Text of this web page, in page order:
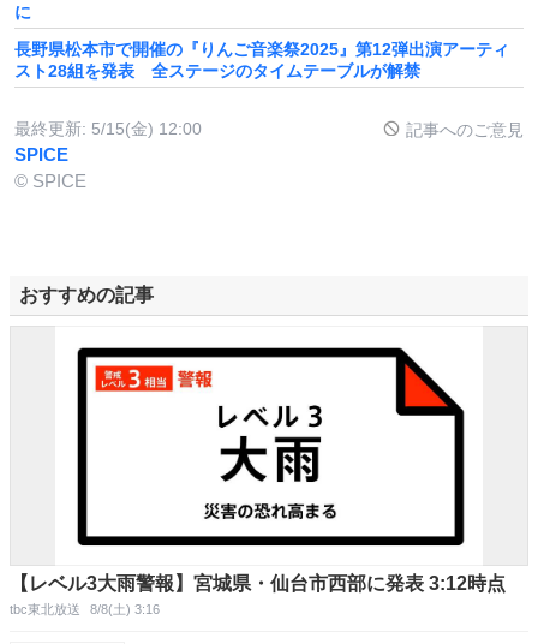
に
長野県松本市で開催の『りんご音楽祭2025』第12弾出演アーティ
スト28組を発表 全ステージのタイムテーブルが解禁
最終更新: 5/15(金) 12:00 記事へのご意見
SPICE
© SPICE
おすすめの記事
【レベル3大雨警報】宮城県・仙台市西部に発表 3:12時点
tbc東北放送 8/8(土) 3:16